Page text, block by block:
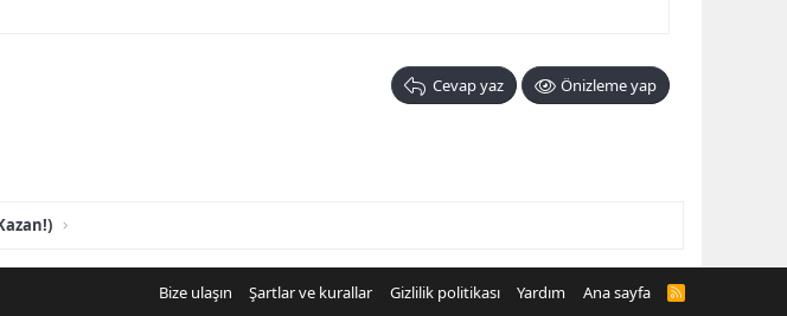
Cevap yaz Önizleme yap
Bize ulaşın Şartlar ve kurallar Gizlilik politikası Yardım Ana sayfa
R